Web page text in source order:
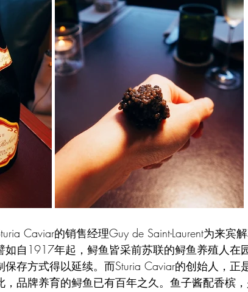
Caviar的销售经理Guy de Saint-Laurent为来宾
如自1917年起，鲟鱼皆采前苏联的鲟鱼养殖人在
存方式得以延续。而Sturia Caviar的创始人，正
品牌养育的鲟鱼已有百年之久。鱼子酱配香槟